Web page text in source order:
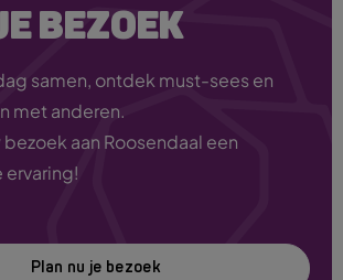
BEZOEK
samen, ontdek must-sees en
met anderen.
bezoek aan Roosendaal een
Plan nu je bezoek